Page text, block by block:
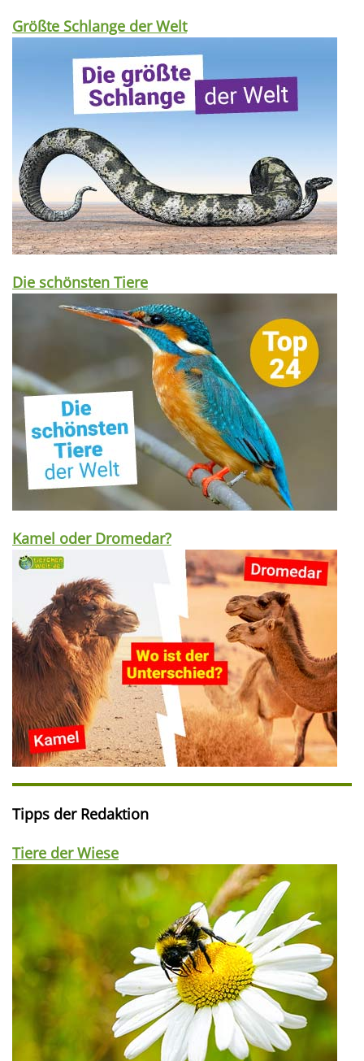
Größte Schlange der Welt
Die schönsten Tiere
Kamel oder Dromedar?
Tipps der Redaktion
Tiere der Wiese